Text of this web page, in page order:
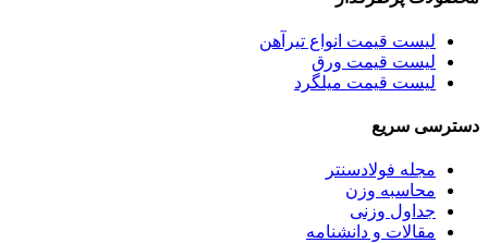
لیست قیمت انواع تیرآهن
لیست قیمت ورق
لیست قیمت میلگرد
دسترسی سریع
مجله فولادسنتر
محاسبه وزن
جداول وزنی
مقالات و دانشنامه